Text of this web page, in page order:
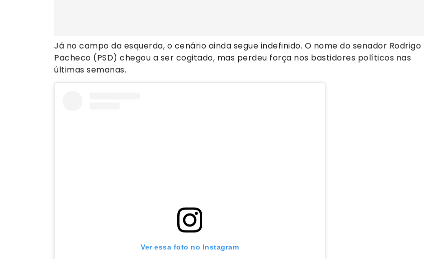
Já no campo da esquerda, o cenário ainda segue indefinido. O nome do senador Rodrigo
Pacheco (PSD) chegou a ser cogitado, mas perdeu força nos bastidores políticos nas
últimas semanas.
Ver essa foto no Instagram